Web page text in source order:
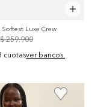
Luxe Crew
$ 259.900
cuotasver bancos.